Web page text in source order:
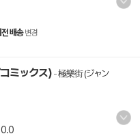
배송 변경
ミックス) -極樂街 (ジャン